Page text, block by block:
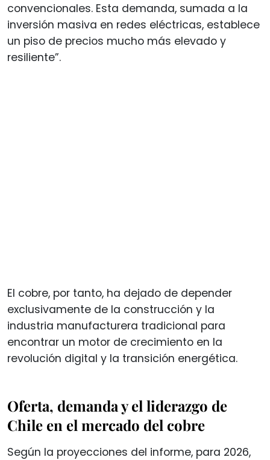
convencionales. Esta demanda, sumada a la
inversión masiva en redes eléctricas, establece
un piso de precios mucho más elevado y
resiliente”.
El cobre, por tanto, ha dejado de depender
exclusivamente de la construcción y la
industria manufacturera tradicional para
encontrar un motor de crecimiento en la
revolución digital y la transición energética.
Oferta, demanda y el liderazgo de
Chile en el mercado del cobre
Según la proyecciones del informe, para 2026,